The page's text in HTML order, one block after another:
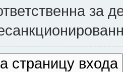
за
страницу входа